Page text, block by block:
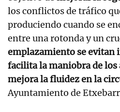
los conflictos de tráfico
produciendo cuando se
entre una rotonda y un
emplazamiento se evitan
facilita la maniobra de los
mejora la fluidez en la
Ayuntamiento de